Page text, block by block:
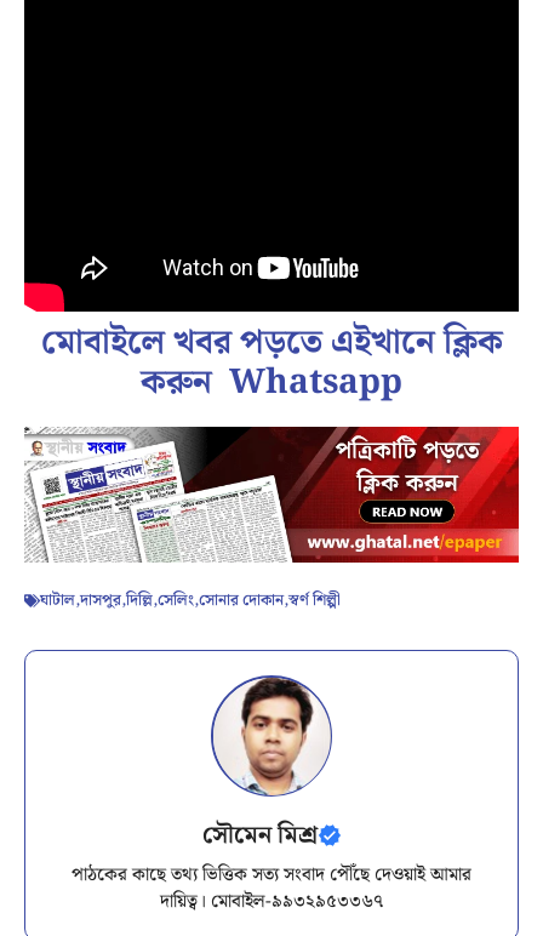
মোবাইলে খবর পড়তে এইখানে ক্লিক
করুন Whatsapp
ঘাটাল,দাসপুর,দিল্লি,সেলিং,সোনার দোকান,স্বর্ণ শিল্পী
সৌমেন মিশ্র
পাঠকের কাছে তথ্য ভিত্তিক সত্য সংবাদ পৌঁছে দেওয়াই আমার
দায়িত্ব। মোবাইল-৯৯৩২৯৫৩৩৬৭